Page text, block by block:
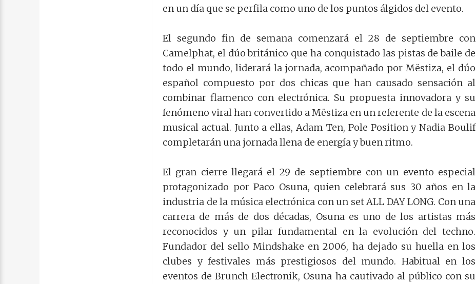
en un día que se perfila como uno de los puntos álgidos del evento.
El segundo fin de semana comenzará el 28 de septiembre con
Camelphat, el dúo británico que ha conquistado las pistas de baile de
todo el mundo, liderará la jornada, acompañado por Mëstiza, el dúo
español compuesto por dos chicas que han causado sensación al
combinar flamenco con electrónica. Su propuesta innovadora y su
fenómeno viral han convertido a Mëstiza en un referente de la escena
musical actual. Junto a ellas, Adam Ten, Pole Position y Nadia Boulif
completarán una jornada llena de energía y buen ritmo.
El gran cierre llegará el 29 de septiembre con un evento especial
protagonizado por Paco Osuna, quien celebrará sus 30 años en la
industria de la música electrónica con un set ALL DAY LONG. Con una
carrera de más de dos décadas, Osuna es uno de los artistas más
reconocidos y un pilar fundamental en la evolución del techno.
Fundador del sello Mindshake en 2006, ha dejado su huella en los
clubes y festivales más prestigiosos del mundo. Habitual en los
eventos de Brunch Electronik, Osuna ha cautivado al público con su